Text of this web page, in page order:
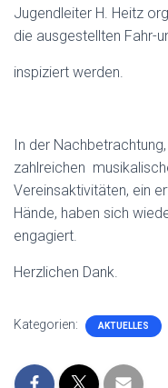
Jugendleiter H. Heitz
die ausgestellten Fahr-
inspiziert werden.
In der
zahlreichen
Vereinsaktivitäten, ein
Hände, haben sich
engagiert.
Herzlichen Dank.
Kategorien: AKTUELLES